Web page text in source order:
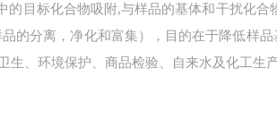
的目标化合物吸附,与样品的基体和干扰化合
的分离，净化和富集），目的在于降低样品
、环境保护、商品检验、自来水及化工生产